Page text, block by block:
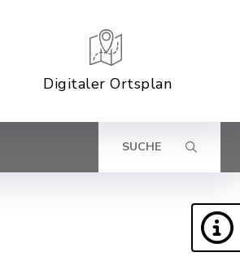
Digitaler Ortsplan
SUCHE